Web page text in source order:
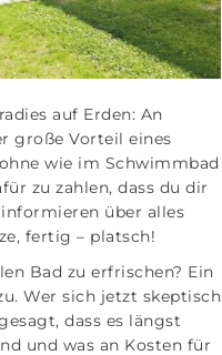
auf Erden: An
große Vorteil eines
wie im Schwimmbad
zu zahlen, dass du dir
über alles
fertig – platsch!
Bad zu erfrischen? Ein
Wer sich jetzt skeptisch
dass es längst
und was an Kosten für